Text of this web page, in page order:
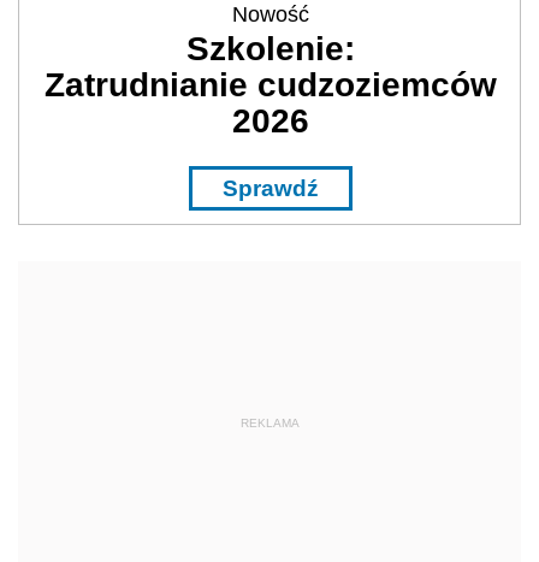
Nowość
Szkolenie:
Zatrudnianie cudzoziemców
2026
Sprawdź
REKLAMA